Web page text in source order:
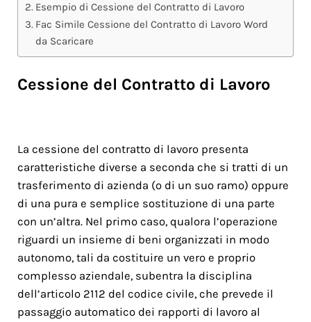
Esempio di Cessione del Contratto di Lavoro
Fac Simile Cessione del Contratto di Lavoro Word
da Scaricare
Cessione del Contratto di Lavoro
La cessione del contratto di lavoro presenta
caratteristiche diverse a seconda che si tratti di un
trasferimento di azienda (o di un suo ramo) oppure
di una pura e semplice sostituzione di una parte
con un’altra. Nel primo caso, qualora l’operazione
riguardi un insieme di beni organizzati in modo
autonomo, tali da costituire un vero e proprio
complesso aziendale, subentra la disciplina
dell’articolo 2112 del codice civile, che prevede il
passaggio automatico dei rapporti di lavoro al